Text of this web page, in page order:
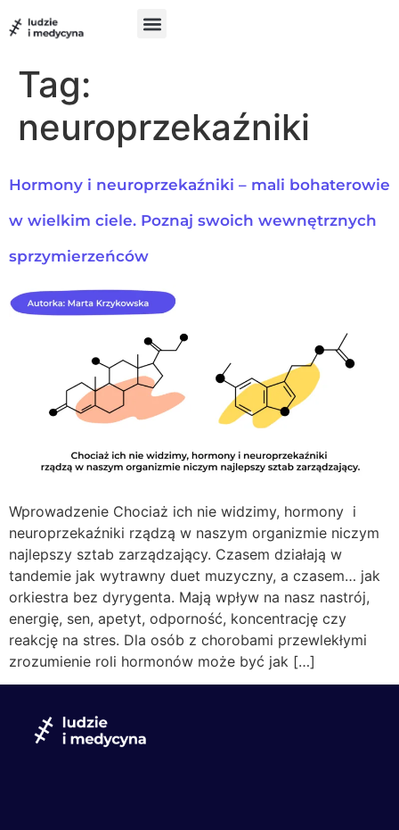
treści
Tag:
neuroprzekaźniki
Hormony i neuroprzekaźniki – mali bohaterowie
w wielkim ciele. Poznaj swoich wewnętrznych
sprzymierzeńców
Wprowadzenie Chociaż ich nie widzimy, hormony i
neuroprzekaźniki rządzą w naszym organizmie niczym
najlepszy sztab zarządzający. Czasem działają w
tandemie jak wytrawny duet muzyczny, a czasem… jak
orkiestra bez dyrygenta. Mają wpływ na nasz nastrój,
energię, sen, apetyt, odporność, koncentrację czy
reakcję na stres. Dla osób z chorobami przewlekłymi
zrozumienie roli hormonów może być jak […]